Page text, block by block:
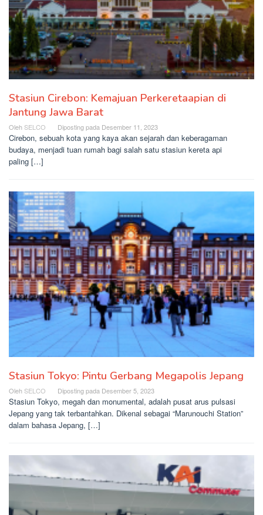
Stasiun Cirebon: Kemajuan Perkeretaapian di
Jantung Jawa Barat
Oleh SELCO Diposting pada Desember 11, 2023
Cirebon, sebuah kota yang kaya akan sejarah dan keberagaman
budaya, menjadi tuan rumah bagi salah satu stasiun kereta api
paling […]
Stasiun Tokyo: Pintu Gerbang Megapolis Jepang
Oleh SELCO Diposting pada Desember 5, 2023
Stasiun Tokyo, megah dan monumental, adalah pusat arus pulsasi
Jepang yang tak terbantahkan. Dikenal sebagai “Marunouchi Station”
dalam bahasa Jepang, […]